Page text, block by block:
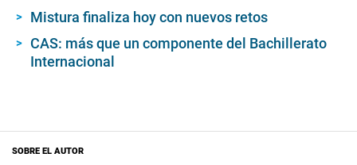
Mistura finaliza hoy con nuevos retos
CAS: más que un componente del Bachillerato
Internacional
SOBRE EL AUTOR